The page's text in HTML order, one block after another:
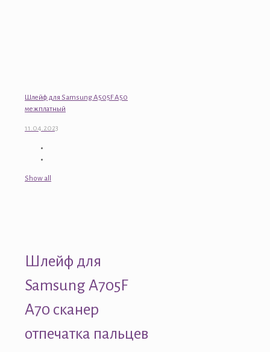
Шлейф для Samsung A505F A50
межплатный
11.04.2023
Show all
Шлейф для
Samsung A705F
A70 сканер
отпечатка пальцев